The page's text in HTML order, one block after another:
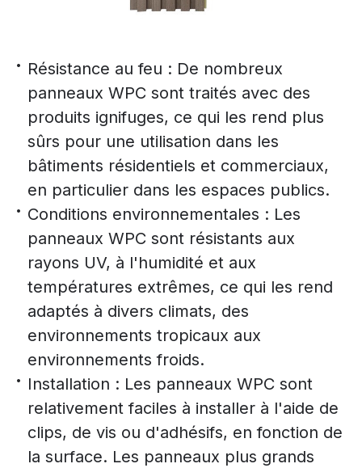
Résistance au feu : De nombreux
panneaux WPC sont traités avec des
produits ignifuges, ce qui les rend plus
sûrs pour une utilisation dans les
bâtiments résidentiels et commerciaux,
en particulier dans les espaces publics.
Conditions environnementales : Les
panneaux WPC sont résistants aux
rayons UV, à l'humidité et aux
températures extrêmes, ce qui les rend
adaptés à divers climats, des
environnements tropicaux aux
environnements froids.
Installation : Les panneaux WPC sont
relativement faciles à installer à l'aide de
clips, de vis ou d'adhésifs, en fonction de
la surface. Les panneaux plus grands